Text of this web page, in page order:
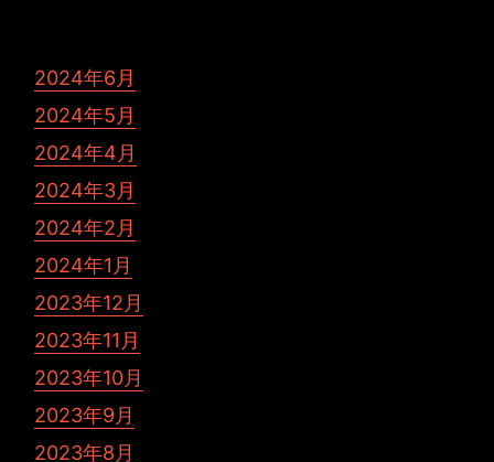
2024年6月
2024年5月
2024年4月
2024年3月
2024年2月
2024年1月
2023年12月
2023年11月
2023年10月
2023年9月
2023年8月